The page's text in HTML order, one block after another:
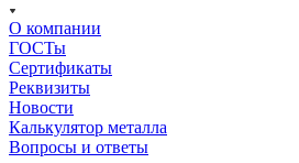
О компании
ГОСТы
Сертификаты
Реквизиты
Новости
Калькулятор металла
Вопросы и ответы